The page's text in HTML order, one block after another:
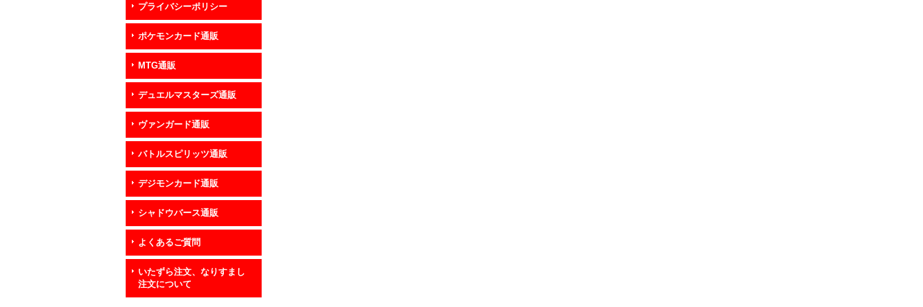
プライバシーポリシー
ポケモンカード通販
MTG通販
デュエルマスターズ通販
ヴァンガード通販
バトルスピリッツ通販
デジモンカード通販
シャドウバース通販
よくあるご質問
いたずら注文、なりすまし
注文について